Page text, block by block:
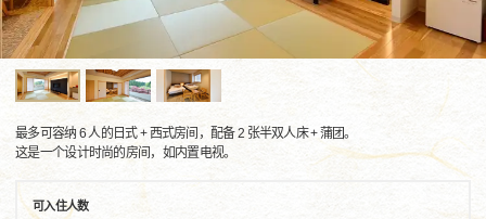
最多可容纳 6 人的日式 + 西式房间，配备 2 张半双人床 + 蒲团。
这是一个设计时尚的房间，如内置电视。
可入住人数